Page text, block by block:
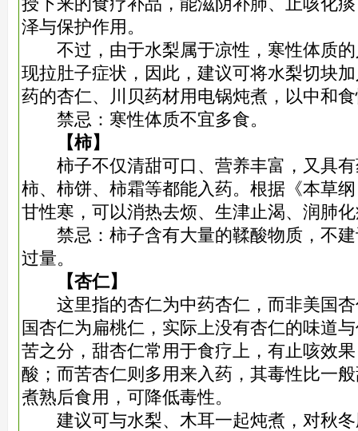
泽与保护作用。
不过，由于水梨属于凉性，寒性体质的
现拉肚子症状，因此，建议可将水梨切块
药的杏仁、川贝药材用电锅炖煮，以中和
禁忌：寒性体质不宜多食。
【柿】
柿子不仅清甜可口、营养丰富，又具有
柿、柿饼、柿霜等都能入药。根据《本草
甘性寒，可以消热去烦、生津止渴、润肺
禁忌：柿子含有大量的鞣酸物质，不建
过量。
【杏仁】
这里指的杏仁为中药杏仁，而非美国杏
国杏仁为扁桃仁，实际上没有杏仁的味道
苦之分，甜杏仁常用于食疗上，有止咳效
酸；而苦杏仁则多用来入药，其毒性比一
煮熟后食用，可降低毒性。
建议可与水梨、木耳一起炖煮，对秋冬